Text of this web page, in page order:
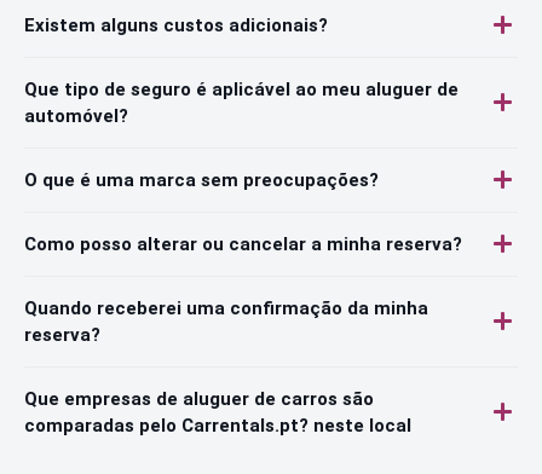
Existem alguns custos adicionais?
Que tipo de seguro é aplicável ao meu aluguer de
automóvel?
O que é uma marca sem preocupações?
Como posso alterar ou cancelar a minha reserva?
Quando receberei uma confirmação da minha
reserva?
Que empresas de aluguer de carros são
comparadas pelo Carrentals.pt? neste local